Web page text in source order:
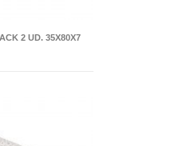
2 UD. 35X80X7